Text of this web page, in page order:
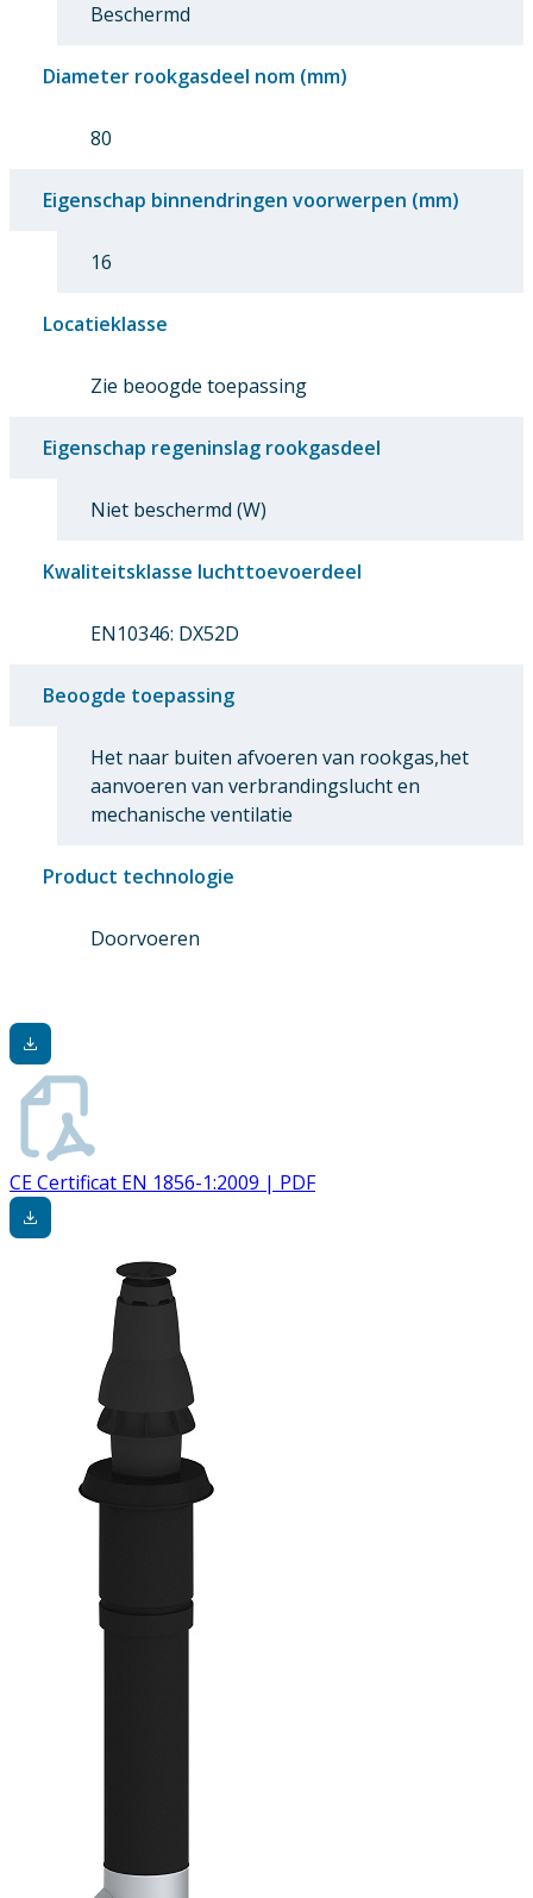
Beschermd
Diameter rookgasdeel nom (mm)
80
Eigenschap binnendringen voorwerpen (mm)
16
Locatieklasse
Zie beoogde toepassing
Eigenschap regeninslag rookgasdeel
Niet beschermd (W)
Kwaliteitsklasse luchttoevoerdeel
EN10346: DX52D
Beoogde toepassing
Het naar buiten afvoeren van rookgas,het
aanvoeren van verbrandingslucht en
mechanische ventilatie
Product technologie
Doorvoeren
CE Certificat EN 1856-1:2009 | PDF